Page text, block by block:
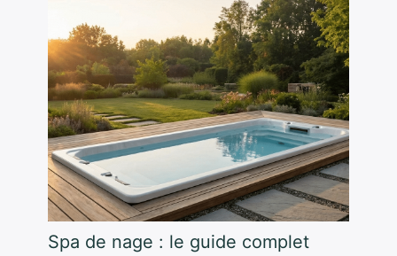
Spa de nage : le guide complet